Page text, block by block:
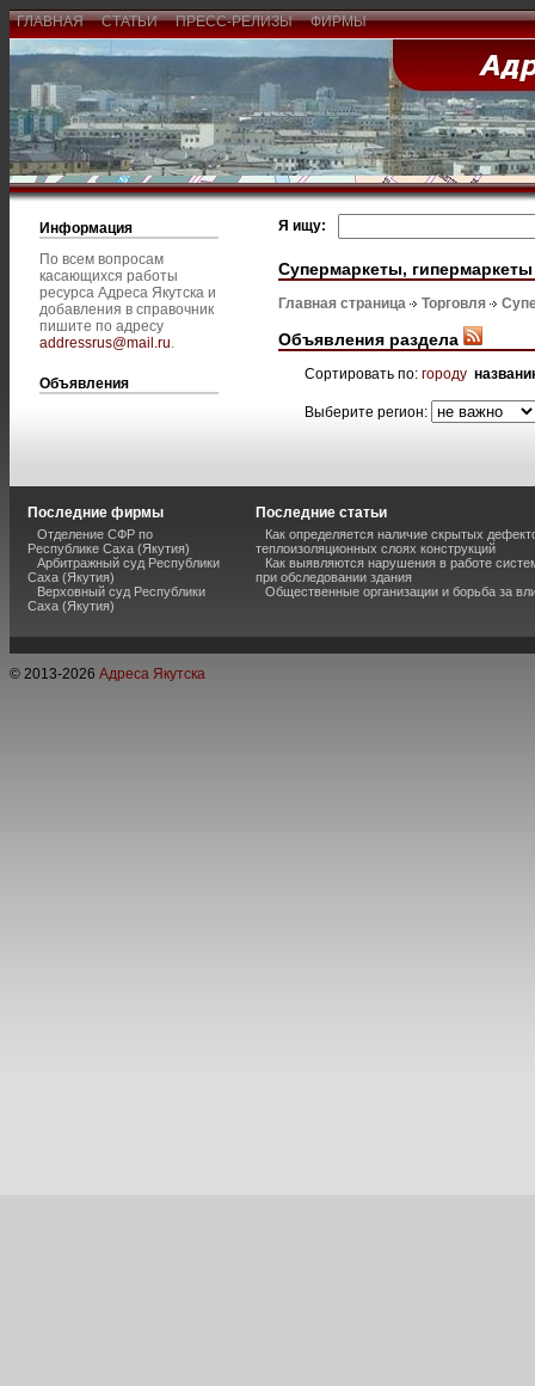
ГЛАВНАЯ СТАТЬИ ПРЕСС-РЕЛИЗЫ ФИРМЫ
Информация
По всем вопросам
касающихся работы
ресурса Адреса Якутска и
добавления в справочник
пишите по адресу
addressrus@mail.ru.
Объявления
Я ищу:
Супермаркеты, гипермаркеты
Главная страница Торговля
Объявления раздела
Сортировать по: городу
Выберите регион:
Последние фирмы
Отделение СФР по
Республике Саха (Якутия)
Арбитражный суд Республики
Саха (Якутия)
Верховный суд Республики
Саха (Якутия)
Последние статьи
Как определяется наличие скрытых
теплоизоляционных слоях конструкций
Как выявляются нарушения в работе
при обследовании здания
Общественные организации и борьба за
© 2013-2026 Адреса Якутска